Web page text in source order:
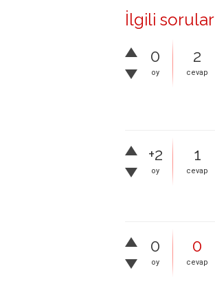
İlgili sorular
0
oy
2
cevap
+2
oy
1
cevap
0
oy
0
cevap